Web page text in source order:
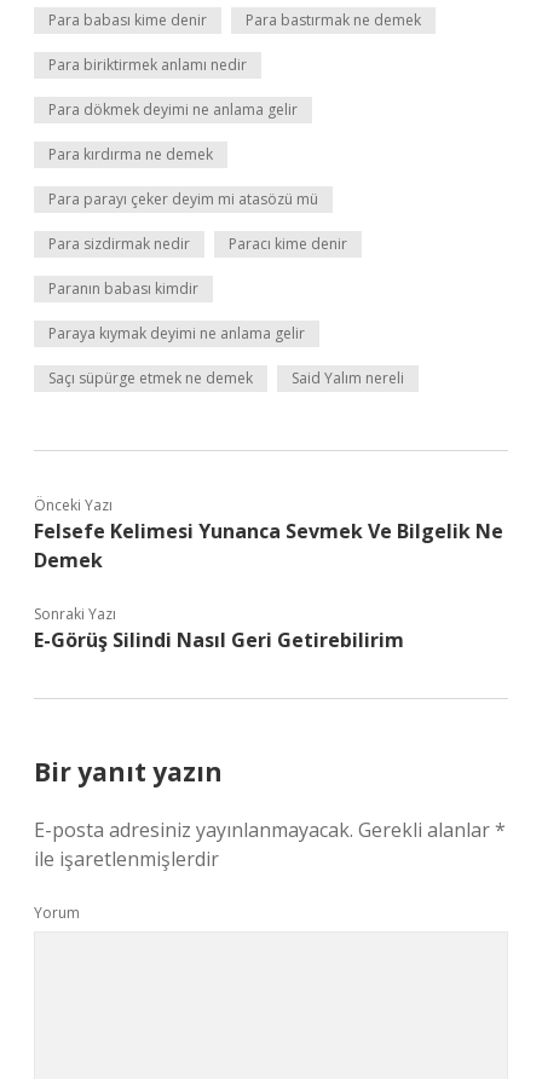
Para babası kime denir Para bastırmak ne demek
Para biriktirmek anlamı nedir
Para dökmek deyimi ne anlama gelir
Para kırdırma ne demek
Para parayı çeker deyim mi atasözü mü
Para sizdirmak nedir Paracı kime denir
Paranın babası kimdir
Paraya kıymak deyimi ne anlama gelir
Saçı süpürge etmek ne demek Said Yalım nereli
Önceki Yazı
Felsefe Kelimesi Yunanca Sevmek Ve Bilgelik Ne
Demek
Sonraki Yazı
E-Görüş Silindi Nasıl Geri Getirebilirim
Bir yanıt yazın
E-posta adresiniz yayınlanmayacak. Gerekli alanlar*
ile işaretlenmişlerdir
Yorum